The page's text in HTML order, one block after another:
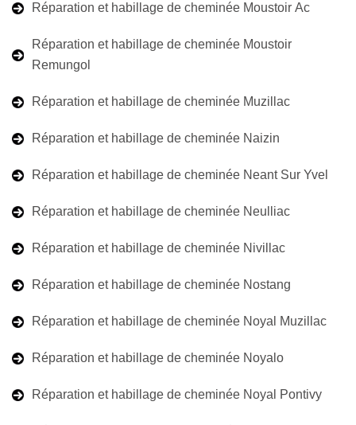
Réparation et habillage de cheminée Moustoir Ac
Réparation et habillage de cheminée Moustoir
Remungol
Réparation et habillage de cheminée Muzillac
Réparation et habillage de cheminée Naizin
Réparation et habillage de cheminée Neant Sur Yvel
Réparation et habillage de cheminée Neulliac
Réparation et habillage de cheminée Nivillac
Réparation et habillage de cheminée Nostang
Réparation et habillage de cheminée Noyal Muzillac
Réparation et habillage de cheminée Noyalo
Réparation et habillage de cheminée Noyal Pontivy